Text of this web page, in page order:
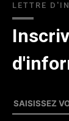
LETTRE